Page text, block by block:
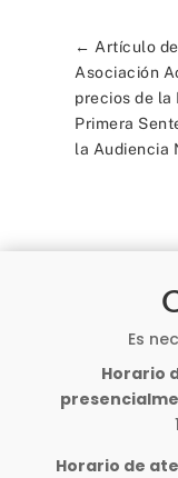
← Artículo
Asociación
precios de la
Primera
la Audiencia
Es
Horario
Horario de